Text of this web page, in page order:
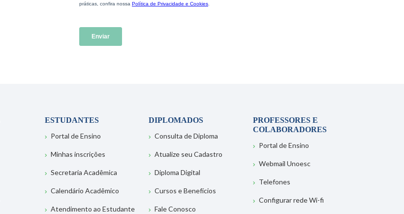
ESTUDANTES
Portal de Ensino
Minhas inscrições
Secretaria Acadêmica
Calendário Acadêmico
Atendimento ao Estudante
DIPLOMADOS
Consulta de Diploma
Atualize seu Cadastro
Diploma Digital
Cursos e Benefícios
Fale Conosco
PROFESSORES E
COLABORADORES
Portal de Ensino
Webmail Unoesc
Telefones
Configurar rede Wi-fi